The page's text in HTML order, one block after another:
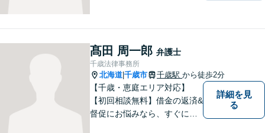
髙田 周一郎 弁護士
千歳法律事務所
北海道 千歳市 千歳駅 から徒歩2分
【千歳・恵庭エリア対応】
【初回相談無料】借金の返済&
督促にお悩みなら、すぐにご
詳細を見
る